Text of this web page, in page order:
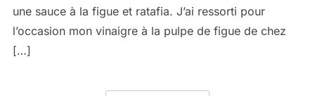
une sauce à la figue et ratafia. J’ai ressorti pour
l’occasion mon vinaigre à la pulpe de figue de chez
[…]